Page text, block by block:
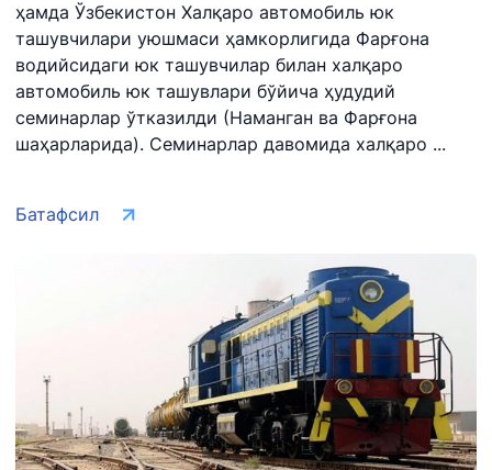
ҳамда Ўзбекистон Халқаро автомобиль юк
ташувчилари уюшмаси ҳамкорлигида Фарғона
водийсидаги юк ташувчилар билан халқаро
автомобиль юк ташувлари бўйича ҳудудий
семинарлар ўтказилди (Наманган ва Фарғона
шаҳарларида). Семинарлар давомида халқаро ...
Батафсил